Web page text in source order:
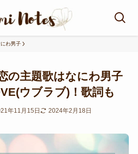
わ男子
の主題歌はなにわ男子
ウブラブ)！歌詞も
年11月15日 2024年2月18日